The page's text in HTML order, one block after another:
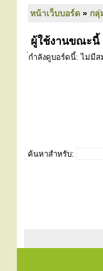
หน้าเว็บบอร์ด » กลุ่
ผู้ใช้งานขณะนี้
กำลังดูบอร์ดนี้: ไม่มี
ค้นหาสำหรับ: